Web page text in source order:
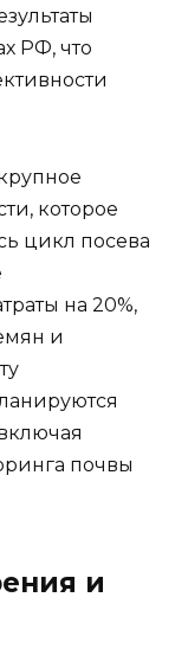
РФ, что
которое
цикл посева
на 20%,
и
почвы
и